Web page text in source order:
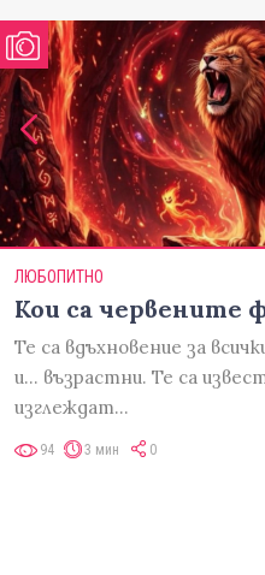
ЛЮБОПИТНО
Кои са червените
Те са вдъхновение за
и... възрастни. Те са
изглеждат…
94 3 мин 0